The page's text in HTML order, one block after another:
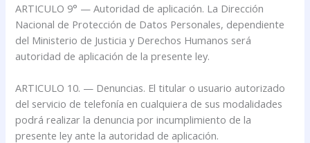
ARTICULO 9° — Autoridad de aplicación. La Dirección
Nacional de Protección de Datos Personales, dependiente
del Ministerio de Justicia y Derechos Humanos será
autoridad de aplicación de la presente ley.
ARTICULO 10. — Denuncias. El titular o usuario autorizado
del servicio de telefonía en cualquiera de sus modalidades
podrá realizar la denuncia por incumplimiento de la
presente ley ante la autoridad de aplicación.